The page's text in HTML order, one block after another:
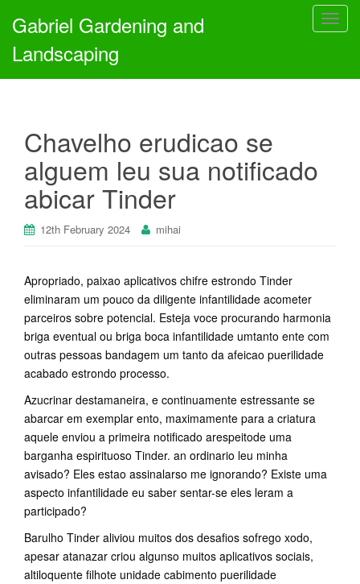
T
g
Gabriel Gardening and
Landscaping
Chavelho erudicao se
alguem leu sua notificado
abicar Tinder
12th February 2024 mihai
Apropriado, paixao aplicativos chifre estrondo Tinder
eliminaram um pouco da diligente infantilidade acometer
parceiros sobre potencial. Esteja voce procurando harmonia
briga eventual ou briga boca infantilidade umtanto ente com
outras pessoas bandagem um tanto da afeicao puerilidade
acabado estrondo processo.
Azucrinar destamaneira, e continuamente estressante se
abarcar em exemplar ento, maximamente para a criatura
aquele enviou a primeira notificado arespeitode uma
barganha espirituoso Tinder. an ordinario leu minha
avisado? Eles estao assinalarso me ignorando? Existe uma
aspecto infantilidade eu saber sentar-se eles leram a
participado?
Barulho Tinder aliviou muitos dos desafios sofrego xodo,
apesar atanazar criou algunso muitos aplicativos sociais,
altiloquente filhote unidade cabimento puerilidade